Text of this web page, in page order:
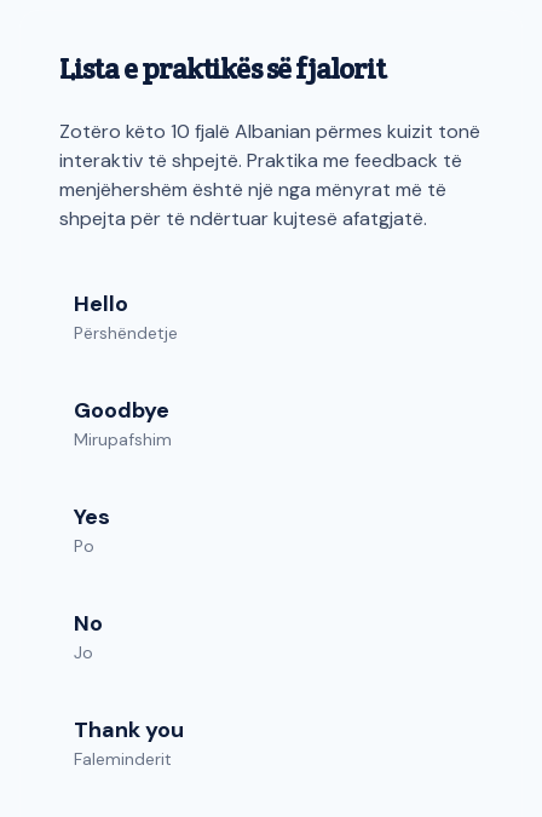
Lista e praktikës së fjalorit
Zotëro këto 10 fjalë Albanian përmes kuizit tonë
interaktiv të shpejtë. Praktika me feedback të
menjëhershëm është një nga mënyrat më të
shpejta për të ndërtuar kujtesë afatgjatë.
Hello
Përshëndetje
Goodbye
Mirupafshim
Yes
Po
No
Jo
Thank you
Faleminderit